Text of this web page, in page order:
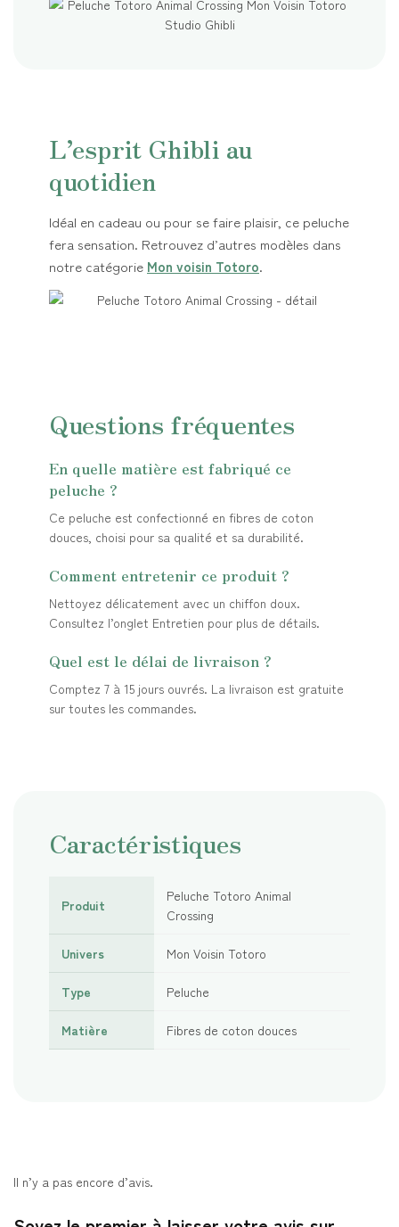
L’esprit Ghibli au
quotidien
Idéal en cadeau ou pour se faire plaisir, ce peluche
fera sensation. Retrouvez d’autres modèles dans
notre catégorie Mon voisin Totoro.
Questions fréquentes
En quelle matière est fabriqué ce
peluche ?
Ce peluche est confectionné en fibres de coton
douces, choisi pour sa qualité et sa durabilité.
Comment entretenir ce produit ?
Nettoyez délicatement avec un chiffon doux.
Consultez l’onglet Entretien pour plus de détails.
Quel est le délai de livraison ?
Comptez 7 à 15 jours ouvrés. La livraison est gratuite
sur toutes les commandes.
Caractéristiques
Produit
Peluche Totoro Animal
Crossing
Univers Mon Voisin Totoro
Type Peluche
Matière Fibres de coton douces
Il n’y a pas encore d’avis.